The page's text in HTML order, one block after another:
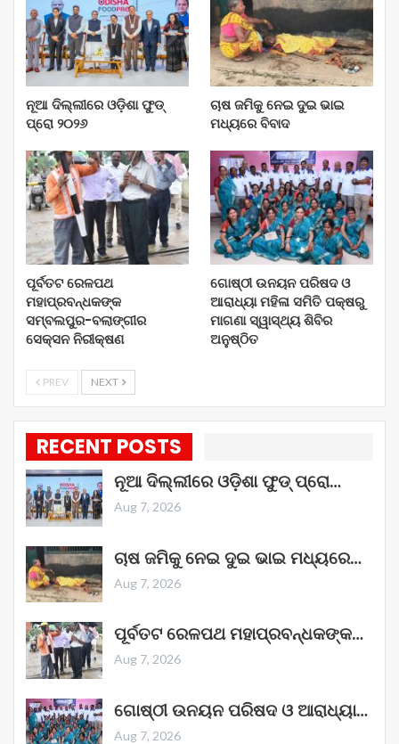
ନୂଆ ଦିଲ୍ଲୀରେ ଓଡ଼ିଶା ଫୁଡ୍
ପ୍ରୋ ୨୦୨୬
ଚାଷ ଜମିକୁ ନେଇ ଦୁଇ ଭାଇ
ମଧ୍ୟରେ ବିବାଦ
ପୂର୍ବତଟ ରେଳପଥ
ମହାପ୍ରବନ୍ଧକଙ୍କ
ସମ୍ବଲପୁର-ବଲାଙ୍ଗୀର
ସେକ୍ସନ ନିରୀକ୍ଷଣ
ଗୋଷ୍ଠୀ ଉନୟନ ପରିଷଦ ଓ
ଆରାଧ୍ୟା ମହିଳା ସମିତି ପକ୍ଷରୁ
ମାଗଣା ସ୍ୱାସ୍ଥ୍ୟ ଶିବିର
ଅନୁଷ୍ଠିତ
PREV NEXT
RECENT POSTS
ନୂଆ ଦିଲ୍ଲୀରେ ଓଡ଼ିଶା ଫୁଡ୍ ପ୍ରୋ…
Aug 7, 2026
ଚାଷ ଜମିକୁ ନେଇ ଦୁଇ ଭାଇ ମଧ୍ୟରେ…
Aug 7, 2026
ପୂର୍ବତଟ ରେଳପଥ ମହାପ୍ରବନ୍ଧକଙ୍କ…
Aug 7, 2026
ଗୋଷ୍ଠୀ ଉନୟନ ପରିଷଦ ଓ ଆରାଧ୍ୟା…
Aug 7, 2026